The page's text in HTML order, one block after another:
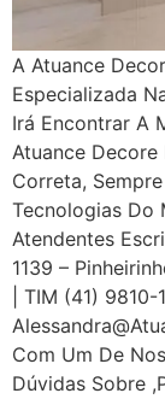
A Atuance
Especializada
Irá Encontrar A
Atuance Decore
Correta,
Tecnologias Do
Atendentes
1139 –
| TIM (41)
Com Um De
Dúvidas Sobre